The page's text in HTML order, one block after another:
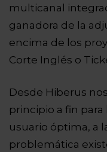
multicanal
ganadora de la
encima de los
Corte Inglés o
Desde Hiberus
principio a fin
usuario óptima, a
problemática